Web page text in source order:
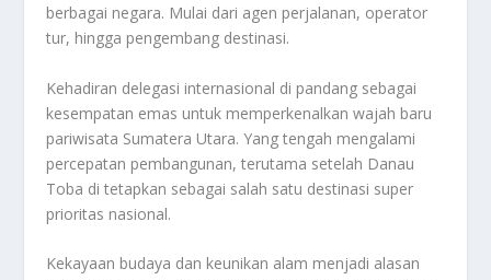
berbagai negara. Mulai dari agen perjalanan, operator
tur, hingga pengembang destinasi.
Kehadiran delegasi internasional di pandang sebagai
kesempatan emas untuk memperkenalkan wajah baru
pariwisata Sumatera Utara. Yang tengah mengalami
percepatan pembangunan, terutama setelah Danau
Toba di tetapkan sebagai salah satu destinasi super
prioritas nasional.
Kekayaan budaya dan keunikan alam menjadi alasan